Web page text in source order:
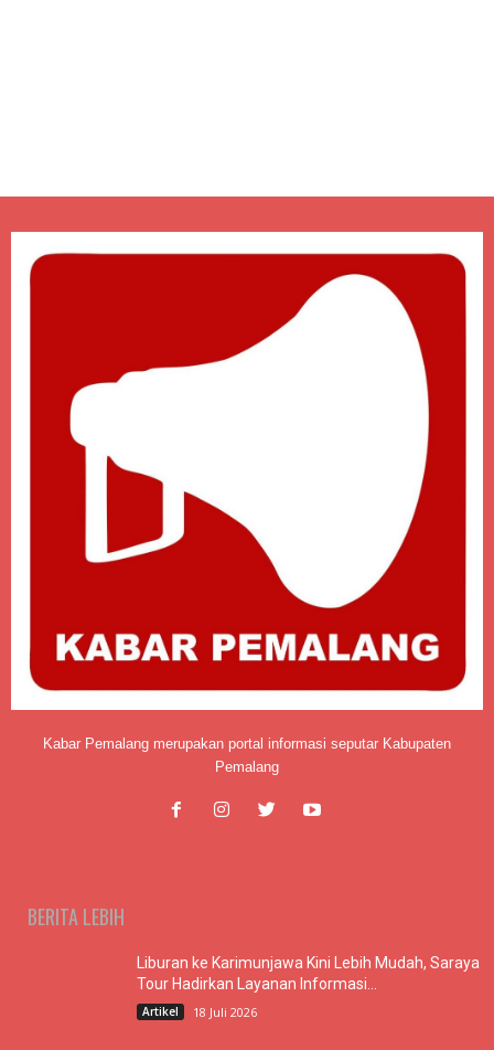
Kabar Pemalang merupakan portal informasi seputar Kabupaten
Pemalang
BERITA LEBIH
Liburan ke Karimunjawa Kini Lebih Mudah, Saraya
Tour Hadirkan Layanan Informasi...
Artikel 18 Juli 2026